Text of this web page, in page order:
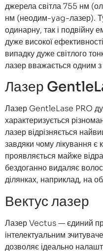
джерела світла 755 нм
нм (неодим-yag-лазер).
одинарну, так і подвійну
дуже високої
випадку дуже світлого
лазер вважається одним
Лазер
Лазер GentleLase PRO
характеризується
лазер відрізняється
завдяки чому лікування є
проявляється майже
бездоганно видаляє
ділянках, наприклад, на
Вектус лазер
Лазер Vectus — єдиний
інтелектуальним
дозволяє ідеально